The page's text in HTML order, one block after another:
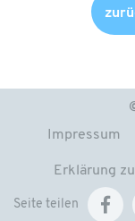
Impressum
Erklärung
Seite teilen